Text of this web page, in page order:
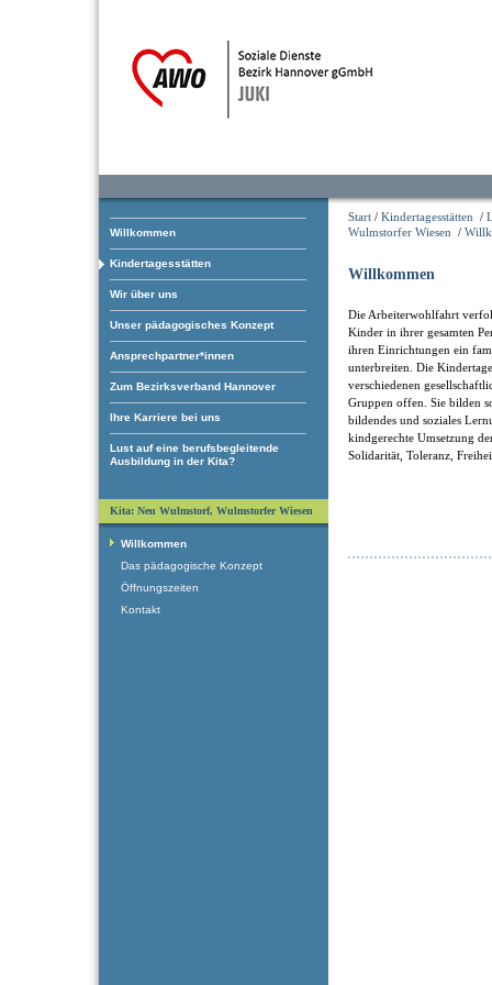
Willkommen
Kindertagesstätten
Wir über uns
Unser pädagogisches Konzept
Ansprechpartner*innen
Zum Bezirksverband Hannover
Ihre Karriere bei uns
Lust auf eine berufsbegleitende
Ausbildung in der Kita?
Start / Kindertagesstätten /
Wulmstorfer Wiesen /
Willkommen
Die Arbeiterwohlfahrt
Kinder in ihrer gesamten
ihren Einrichtungen ein
unterbreiten. Die
verschiedenen
Gruppen offen. Sie bilden
bildendes und soziales
kindgerechte Umsetzung
Solidarität, Toleranz,
Kita: Neu Wulmstorf, Wulmstorfer Wiesen
Willkommen
Das pädagogische Konzept
Öffnungszeiten
Kontakt